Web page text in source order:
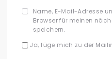
Name, E-Mail-Adresse
Browser für meinen
speichern.
Ja, füge mich zu der